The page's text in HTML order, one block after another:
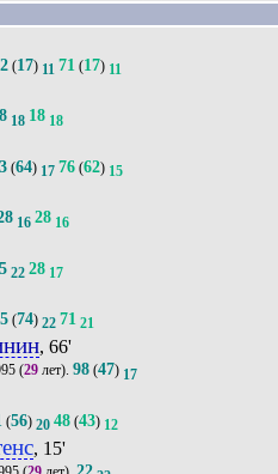
(17) 11 71 (17) 11
18 18 18
(64) 17 76 (62) 15
16 28 16
22 28 17
(74) 22 71 21
, 66'
(29лет). 98(47) 17
(56) 20 48 (43) 12
, 15'